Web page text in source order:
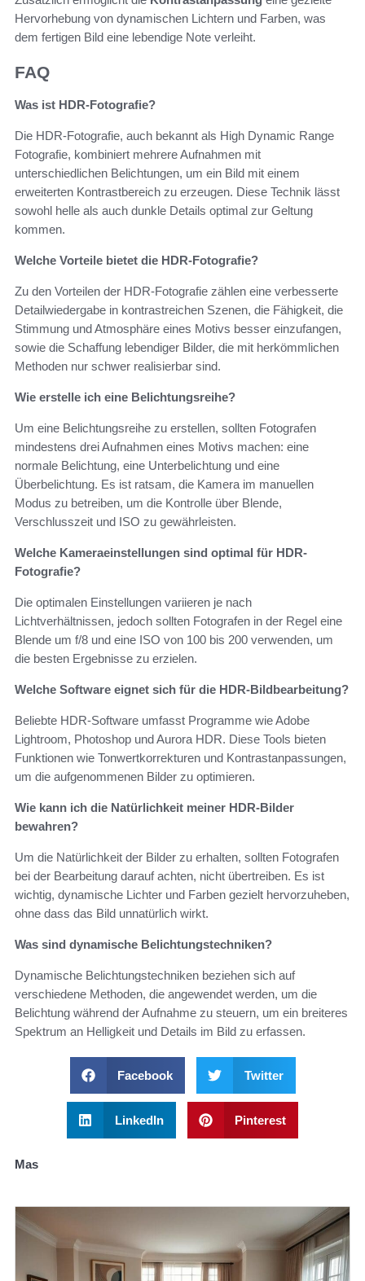
Hervorhebung von dynamischen Lichtern und Farben, was
dem fertigen Bild eine lebendige Note verleiht.
FAQ
Was ist HDR-Fotografie?
Die HDR-Fotografie, auch bekannt als High Dynamic Range
Fotografie, kombiniert mehrere Aufnahmen mit
unterschiedlichen Belichtungen, um ein Bild mit einem
erweiterten Kontrastbereich zu erzeugen. Diese Technik lässt
sowohl helle als auch dunkle Details optimal zur Geltung
kommen.
Welche Vorteile bietet die HDR-Fotografie?
Zu den Vorteilen der HDR-Fotografie zählen eine verbesserte
Detailwiedergabe in kontrastreichen Szenen, die Fähigkeit, die
Stimmung und Atmosphäre eines Motivs besser einzufangen,
sowie die Schaffung lebendiger Bilder, die mit herkömmlichen
Methoden nur schwer realisierbar sind.
Wie erstelle ich eine Belichtungsreihe?
Um eine Belichtungsreihe zu erstellen, sollten Fotografen
mindestens drei Aufnahmen eines Motivs machen: eine
normale Belichtung, eine Unterbelichtung und eine
Überbelichtung. Es ist ratsam, die Kamera im manuellen
Modus zu betreiben, um die Kontrolle über Blende,
Verschlusszeit und ISO zu gewährleisten.
Welche Kameraeinstellungen sind optimal für HDR-
Fotografie?
Die optimalen Einstellungen variieren je nach
Lichtverhältnissen, jedoch sollten Fotografen in der Regel eine
Blende um f/8 und eine ISO von 100 bis 200 verwenden, um
die besten Ergebnisse zu erzielen.
Welche Software eignet sich für die HDR-Bildbearbeitung?
Beliebte HDR-Software umfasst Programme wie Adobe
Lightroom, Photoshop und Aurora HDR. Diese Tools bieten
Funktionen wie Tonwertkorrekturen und Kontrastanpassungen,
um die aufgenommenen Bilder zu optimieren.
Wie kann ich die Natürlichkeit meiner HDR-Bilder
bewahren?
Um die Natürlichkeit der Bilder zu erhalten, sollten Fotografen
bei der Bearbeitung darauf achten, nicht übertreiben. Es ist
wichtig, dynamische Lichter und Farben gezielt hervorzuheben,
ohne dass das Bild unnatürlich wirkt.
Was sind dynamische Belichtungstechniken?
Dynamische Belichtungstechniken beziehen sich auf
verschiedene Methoden, die angewendet werden, um die
Belichtung während der Aufnahme zu steuern, um ein breiteres
Spektrum an Helligkeit und Details im Bild zu erfassen.
Facebook Twitter
LinkedIn Pinterest
Mas